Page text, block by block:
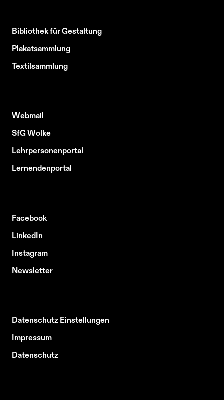
Bibliothek für Gestaltung
Plakatsammlung
Textilsammlung
Webmail
SfG Wolke
Lehrpersonenportal
Lernendenportal
Facebook
LinkedIn
Instagram
Newsletter
Datenschutz Einstellungen
Impressum
Datenschutz